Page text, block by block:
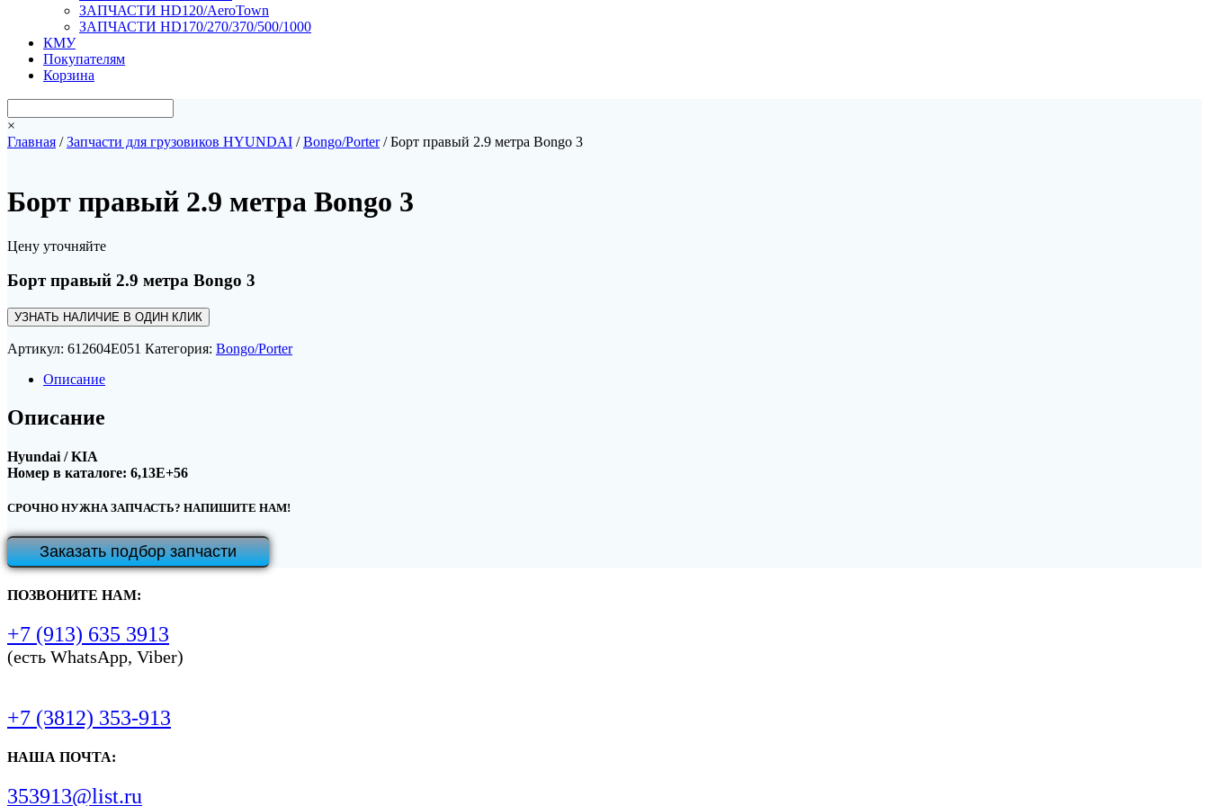
ЗАПЧАСТИ HD120/AeroTown
ЗАПЧАСТИ HD170/270/370/500/1000
КМУ
Покупателям
Корзина
×
Главная /Запчасти для грузовиков HYUNDAI /Bongo/Porter/ Борт правый 2.9 метра Bongo 3
Борт правый 2.9 метра Bongo 3
Цену уточняйте
Борт правый 2.9 метра Bongo 3
УЗНАТЬ НАЛИЧИЕ В ОДИН КЛИК
Артикул: 612604E051 Категория: Bongo/Porter
Описание
Описание
Hyundai / KIA
Номер в каталоге: 6,13E+56
СРОЧНО НУЖНА ЗАПЧАСТЬ? НАПИШИТЕ НАМ!
Заказать подбор запчасти
ПОЗВОНИТЕ НАМ:
+7 (913) 635 3913
(есть WhatsApp, Viber)
+7 (3812) 353-913
НАША ПОЧТА:
353913@list.ru